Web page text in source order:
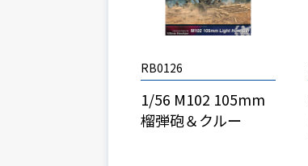
RB0126
1/56 M102 105mm
榴弾砲＆クルー